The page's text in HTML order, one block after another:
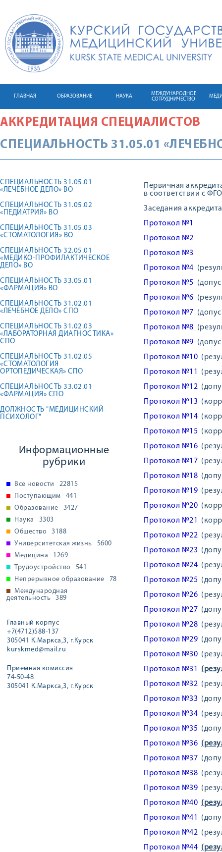
ГЛАВНАЯ ОБРАЗОВАНИЕ НАУКА
МЕЖДУНАРОДНОЕ
СОТРУДНИЧЕСТВО
АККРЕДИТАЦИЯ СПЕЦИАЛИСТОВ
СПЕЦИАЛЬНОСТЬ 31.05.01
СПЕЦИАЛЬНОСТЬ 31.05.01
«ЛЕЧЕБНОЕ ДЕЛО» ВО
СПЕЦИАЛЬНОСТЬ 31.05.02
«ПЕДИАТРИЯ» ВО
СПЕЦИАЛЬНОСТЬ 31.05.03
«СТОМАТОЛОГИЯ» ВО
СПЕЦИАЛЬНОСТЬ 32.05.01
«МЕДИКО-ПРОФИЛАКТИЧЕСКОЕ
ДЕЛО» ВО
СПЕЦИАЛЬНОСТЬ 33.05.01
«ФАРМАЦИЯ» ВО
СПЕЦИАЛЬНОСТЬ 31.02.01
«ЛЕЧЕБНОЕ ДЕЛО» СПО
СПЕЦИАЛЬНОСТЬ 31.02.03
«ЛАБОРАТОРНАЯ ДИАГНОСТИКА»
СПО
СПЕЦИАЛЬНОСТЬ 31.02.05
«СТОМАТОЛОГИЯ
ОРТОПЕДИЧЕСКАЯ» СПО
СПЕЦИАЛЬНОСТЬ 33.02.01
«ФАРМАЦИЯ» СПО
ДОЛЖНОСТЬ "МЕДИЦИНСКИЙ
ПСИХОЛОГ"
Информационные
рубрики
Все новости
22815
Поступающим
441
Образование
3427
Наука
3303
Общество
3188
Университетская жизнь
5600
Медицина
1269
Трудоустройство
541
Непрерывное образование
78
Международная
деятельность
389
Главный корпус
+7(4712)588-137
305041 К.Маркса,3, г.Курск
kurskmed@mail.ru
Приемная комиссия
74-50-48
305041 К.Маркса,3, г.Курск
Первичная
в соответствии с
Заседания
Протокол №1
Протокол №2
Протокол №3
Протокол №4
Протокол №5
Протокол №6
Протокол №7
Протокол №8
Протокол №9
Протокол №10
Протокол №11
Протокол №12
Протокол №13
Протокол №14
Протокол №15
Протокол №16
Протокол №17
Протокол №18
Протокол №19
Протокол №20
Протокол №21
Протокол №22
Протокол №23
Протокол №24
Протокол №25
Протокол №26
Протокол №27
Протокол №28
Протокол №29
Протокол №30
Протокол №31
Протокол №32
Протокол №33
Протокол №34
Протокол №35
Протокол №36
Протокол №37
Протокол №38
Протокол №39
Протокол №40
Протокол №41
Протокол №42
Протокол №44